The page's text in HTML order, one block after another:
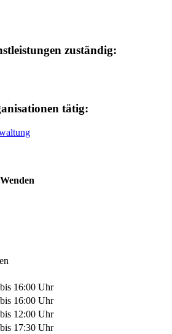
zuständig:
tätig:
16:00 Uhr
16:00 Uhr
12:00 Uhr
17:30 Uhr